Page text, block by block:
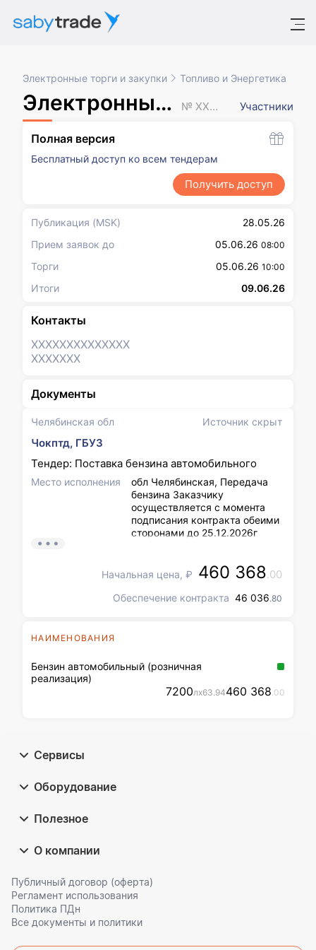
Электронные торги и закупки Топливо и Энергетика
Электронный аукцион № XXXXXXX Участники
Челябинская обл Источник скрыт
Чокптд, ГБУЗ
Тендер: Поставка бензина автомобильного
Место исполнения
обл Челябинская, Передача
бензина Заказчику
осуществляется с момента
подписания контракта обеими
сторонами до 25.12.2026г
городе), в с. Кундравы
Чебаркульского р-на (не
менее одной заправки в
Начальная цена, ₽ 460 368.00
Обеспечение контракта 46 036.80
НАИМЕНОВАНИЯ
Бензин автомобильный (розничная
реализация)
7200лx63.94460 368.00
Полная версия
Бесплатный доступ ко всем тендерам
Получить доступ
Публикация (MSK)
28.05.26
Прием заявок до
05.06.26 08:00
Торги 05.06.26 10:00
Итоги 09.06.26
Контакты
XXXXXXXXXXXXXX
XXXXXXX
Документы
Сервисы
Оборудование
Полезное
О компании
Публичный договор (оферта)
Регламент использования
Политика ПДн
Все документы и политики